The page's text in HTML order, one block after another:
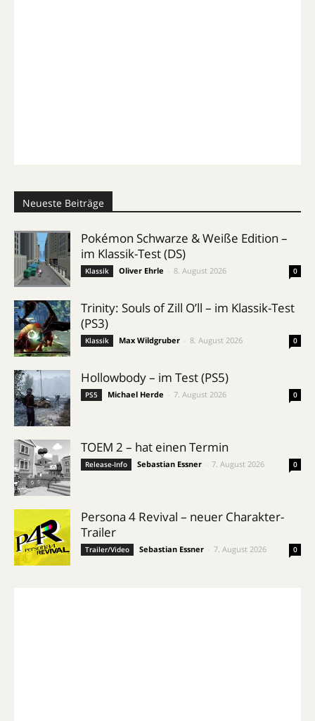
Neueste Beiträge
Pokémon Schwarze & Weiße Edition –
im Klassik-Test (DS)
Klassik Oliver Ehrle 8. August 2026 0
Trinity: Souls of Zill O’ll – im Klassik-Test
(PS3)
Klassik Max Wildgruber 8. August 2026 0
Hollowbody – im Test (PS5)
PS5 Michael Herde 7. August 2026 0
TOEM 2 – hat einen Termin
Release-Info Sebastian Essner 7. August 2026 0
Persona 4 Revival – neuer Charakter-
Trailer
Trailer/Video Sebastian Essner 7. August 2026 0